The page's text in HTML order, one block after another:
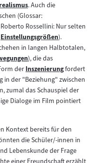
. Auch die
(Glossar:
Rossellini: Nur selten
Zum
Inhalt:
Einstellungsgrößen).
in langen Halbtotalen,
), die das
derZum
Inhalt:
Inszenierungfordert
in der "Beziehung" zwischen
zumal das Schauspiel der
Dialoge im Film pointiert
Kontext bereits für den
die Schüler/-innen in
Lebenskunde der Frage